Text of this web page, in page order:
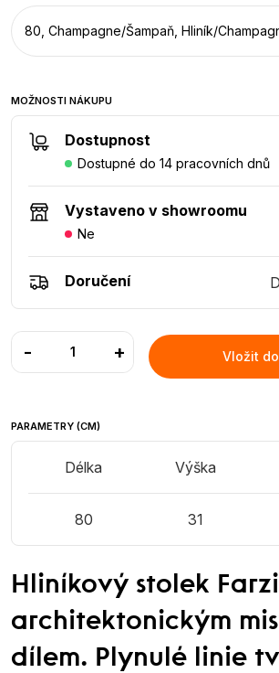
80, Champagne/Šampaň, Hliník/
MOŽNOSTI NÁKUPU
Dostupnost
Dostupné do 14 pracovních dnů
Vystaveno v showroomu
Ne
Doručení
- + Vložit
PARAMETRY (CM)
Délka
80
Výška
31
Hliníkový stolek
architektonickým
dílem. Plynulé linie